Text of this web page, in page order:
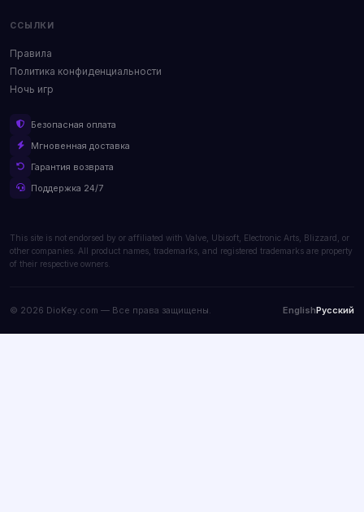
ССЫЛКИ
Правила
Политика конфиденциальности
Ночь игр
Безопасная оплата
Мгновенная доставка
Гарантия возврата
Поддержка 24/7
This site is not endorsed by or affiliated with Valve, Ubisoft, Electronic Arts, Blizzard, or
other companies. All product names, trademarks, and registered trademarks are property
of their respective owners.
© 2026 DioKey.com — Все права защищены. EnglishРусский